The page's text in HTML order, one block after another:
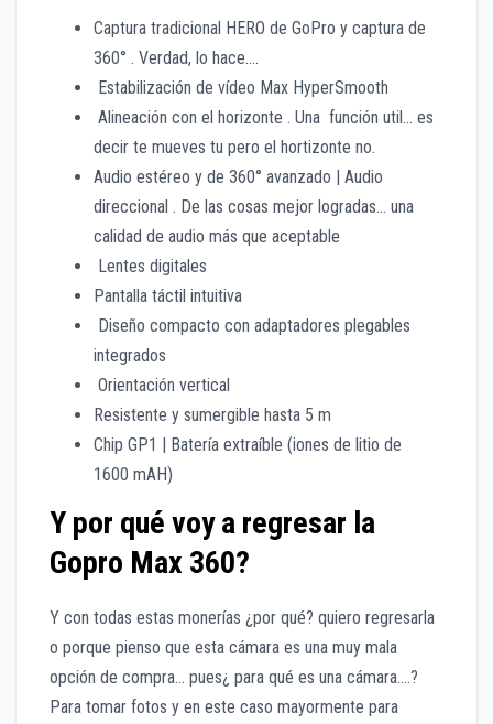
Captura tradicional HERO de GoPro y captura de
360° . Verdad, lo hace….
Estabilización de vídeo Max HyperSmooth
Alineación con el horizonte . Una función util… es
decir te mueves tu pero el hortizonte no.
Audio estéreo y de 360° avanzado | Audio
direccional . De las cosas mejor logradas… una
calidad de audio más que aceptable
Lentes digitales
Pantalla táctil intuitiva
Diseño compacto con adaptadores plegables
integrados
Orientación vertical
Resistente y sumergible hasta 5 m
Chip GP1 | Batería extraíble (iones de litio de
1600 mAH)
Y por qué voy a regresar la
Gopro Max 360?
Y con todas estas monerías ¿por qué? quiero regresarla
o porque pienso que esta cámara es una muy mala
opción de compra… pues¿ para qué es una cámara….?
Para tomar fotos y en este caso mayormente para